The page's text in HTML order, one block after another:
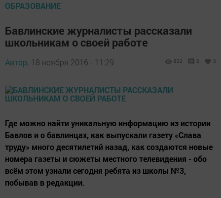
ОБРАЗОВАНИЕ
Бавлинские журналисты рассказали
школьникам о своей работе
Автор, 18 ноября 2016 - 11:29 833 0 0
Где можно найти уникальную информацию из истории
Бавлов и о бавлинцах, как выпускали газету «Слава
труду» много десятилетий назад, как создаются новые
номера газеты и сюжеты местного телевидения - обо
всём этом узнали сегодня ребята из школы №3,
побывав в редакции.